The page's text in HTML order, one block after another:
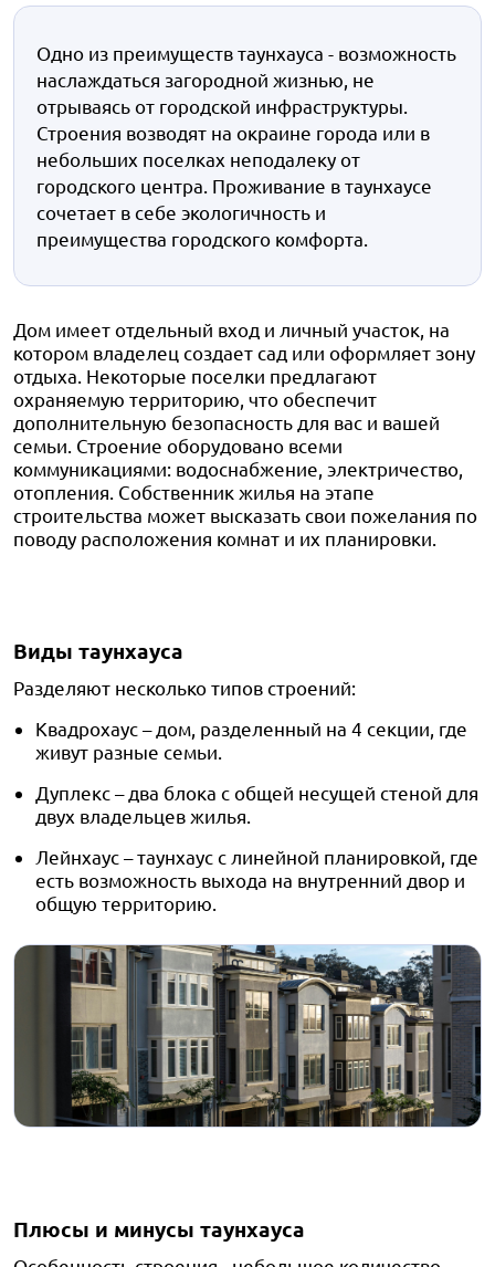
Одно из преимуществ таунхауса - возможность
наслаждаться загородной жизнью, не
отрываясь от городской инфраструктуры.
Строения возводят на окраине города или в
небольших поселках неподалеку от
городского центра. Проживание в таунхаусе
сочетает в себе экологичность и
преимущества городского комфорта.
Дом имеет отдельный вход и личный участок, на
котором владелец создает сад или оформляет зону
отдыха. Некоторые поселки предлагают
охраняемую территорию, что обеспечит
дополнительную безопасность для вас и вашей
семьи. Строение оборудовано всеми
коммуникациями: водоснабжение, электричество,
отопления. Собственник жилья на этапе
строительства может высказать свои пожелания по
поводу расположения комнат и их планировки.
Виды таунхауса
Разделяют несколько типов строений:
Квадрохаус – дом, разделенный на 4 секции, где
живут разные семьи.
Дуплекс – два блока с общей несущей стеной для
двух владельцев жилья.
Лейнхаус – таунхаус с линейной планировкой, где
есть возможность выхода на внутренний двор и
общую территорию.
Плюсы и минусы таунхауса